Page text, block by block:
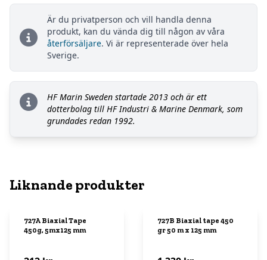
Är du privatperson och vill handla denna
produkt, kan du vända dig till någon av våra
återförsäljare. Vi är representerade över hela
Sverige.
HF Marin Sweden startade 2013 och är ett
dotterbolag till HF Industri & Marine Denmark, som
grundades redan 1992.
Liknande produkter
727A Biaxial Tape
450g, 5mx125 mm
727B Biaxial tape 450
gr 50 m x 125 mm